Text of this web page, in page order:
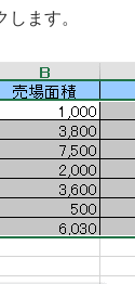
します。